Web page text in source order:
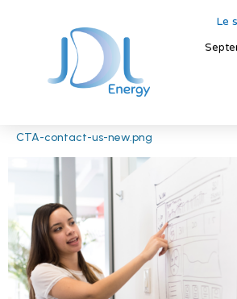
Le
CTA-contact-us-new.png